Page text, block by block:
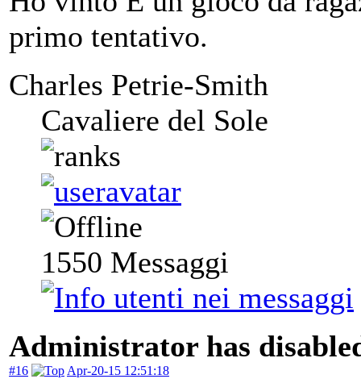
primo tentativo.
Charles Petrie-Smith
Cavaliere del Sole
1550 Messaggi
Administrator has
#16 Apr-20-15 12:51:18